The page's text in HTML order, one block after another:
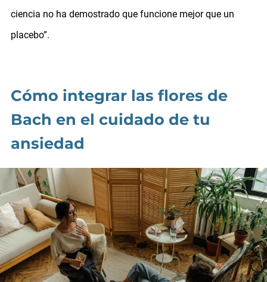
ciencia no ha demostrado que funcione mejor que un
placebo”.
Cómo integrar las flores de
Bach en el cuidado de tu
ansiedad